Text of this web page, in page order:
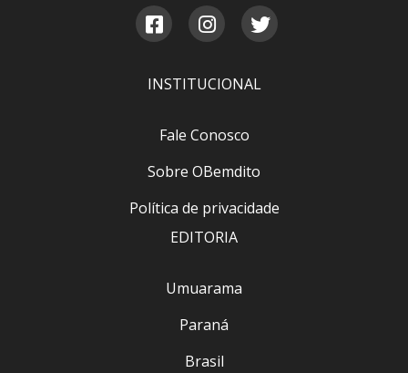
INSTITUCIONAL
Fale Conosco
Sobre OBemdito
Política de privacidade
EDITORIA
Umuarama
Paraná
Brasil